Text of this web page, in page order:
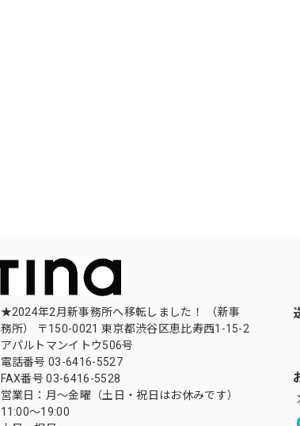
★2024年2月新事務所へ移転しました！ （新事
務所） 〒150-0021 東京都渋谷区恵比寿西1-15-2
アパルトマンイトウ506号
電話番号 03-6416-5527
FAX番号 03-6416-5528
営業日：月〜金曜（土日・祝日はお休みです）
11:00〜19:00